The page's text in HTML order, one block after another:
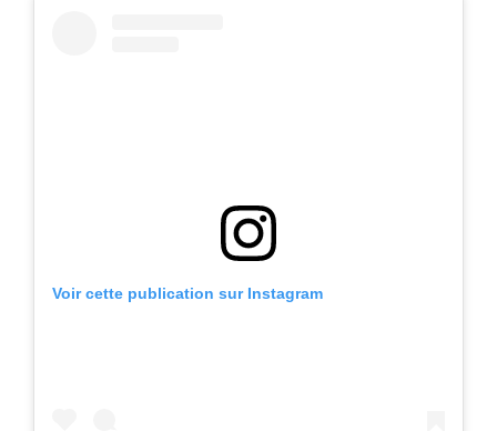
Voir cette publication sur Instagram